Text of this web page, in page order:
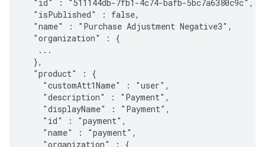
  "id" : "511144db-7fb1-4c74-bafb-5bc7a6380c9c",
  "isPublished" : false,
  "name" : "Purchase Adjustment Negative3",
  "organization" : {
   ...
  },
  "product" : {
    "customAtt1Name" : "user",
    "description" : "Payment",
    "displayName" : "Payment",
    "id" : "payment",
    "name" : "payment",
    "organization" : {